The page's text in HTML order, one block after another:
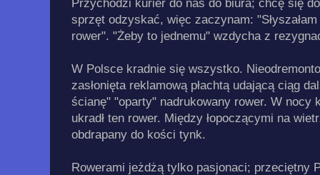
Przychodzi kurier do nas do biura; chcę się
sprzęt odzyskać, więc zaczynam:
rower". "Żeby to jednemu" wzdycha z
W Polsce kradnie się wszystko.
zasłonięta reklamową płachtą udającą ciąg
ścianę" "oparty" nadrukowany rower. W nocy
ukradł ten rower. Między łopoczącymi na
obdrapany do kości tynk.
Rowerami jeżdżą tylko pasjonaci; przeciętny